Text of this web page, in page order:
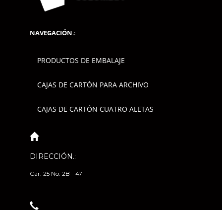
NAVEGACIÓN.:
PRODUCTOS DE EMBALAJE
CAJAS DE CARTÓN PARA ARCHIVO
CAJAS DE CARTÓN CUATRO ALETAS
DIRECCIÓN.:
Car. 25 No. 2B - 47